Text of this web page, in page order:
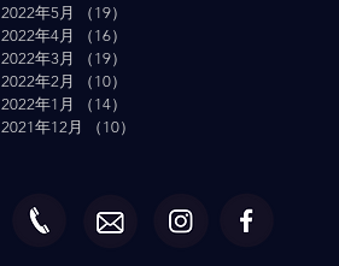
2022年5月
（19）
2022年4月
（16）
2022年3月
（19）
2022年2月
（10）
2022年1月
（14）
2021年12月
（10）